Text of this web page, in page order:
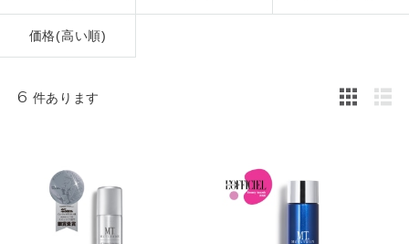
価格(高い順)
6 件あります